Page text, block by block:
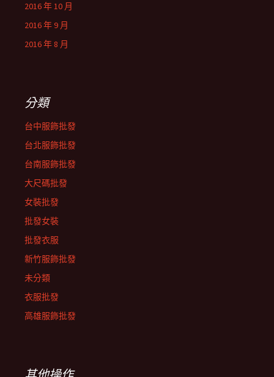
2016 年 10 月
2016 年 9 月
2016 年 8 月
分類
台中服飾批發
台北服飾批發
台南服飾批發
大尺碼批發
女裝批發
批發女裝
批發衣服
新竹服飾批發
未分類
衣服批發
高雄服飾批發